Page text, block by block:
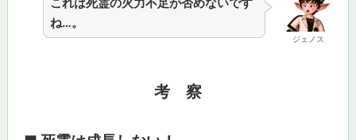
ジェノス
これは死霊の火力不足が否めないです
ね…。
考 察